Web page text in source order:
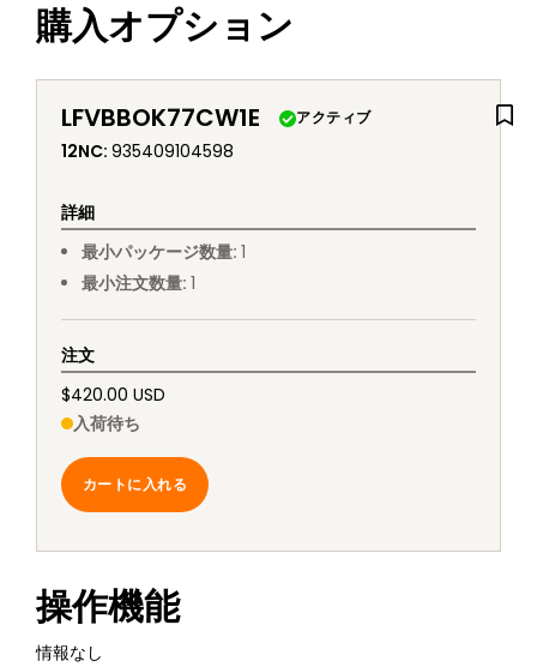
購入オプション
LFVBBOK77CW1E アクティブ
12NC: 935409104598
詳細
最小パッケージ数量: 1
最小注文数量: 1
注文
$420.00 USD
入荷待ち
カートに入れる
操作機能
情報なし